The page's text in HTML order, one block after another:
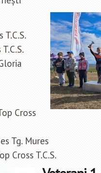
T.C.S.
Cross
Tg. Mures
Cross T.C.S.